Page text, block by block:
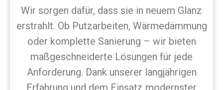
Wir sorgen dafür, dass sie in neuem Glanz
erstrahlt. Ob Putzarbeiten, Wärmedämmung
oder komplette Sanierung – wir bieten
maßgeschneiderte Lösungen für jede
Anforderung. Dank unserer langjährigen
Erfahrung und dem Einsatz modernster